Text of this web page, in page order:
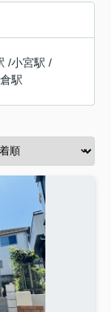
/小宮駅 /
駅